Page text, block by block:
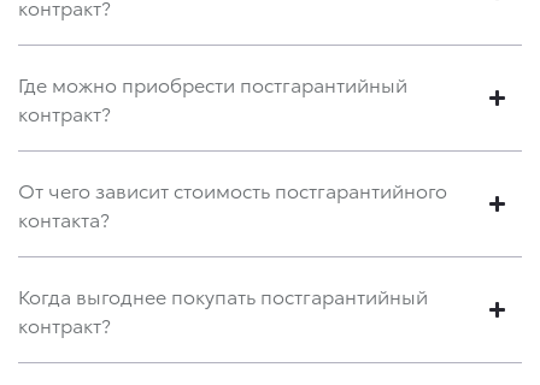
контракт?
Где можно приобрести постгарантийный
контракт?
От чего зависит стоимость постгарантийного
контакта?
Когда выгоднее покупать постгарантийный
контракт?